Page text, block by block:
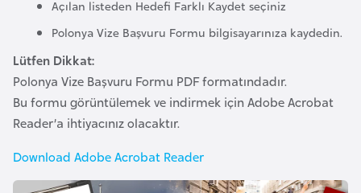
Açılan listeden Hedefi Farklı Kaydet seçiniz
Polonya Vize Başvuru Formu bilgisayarınıza kaydedin.
Lütfen Dikkat:
Polonya Vize Başvuru Formu PDF formatındadır.
Bu formu görüntülemek ve indirmek için Adobe Acrobat
Reader’a ihtiyacınız olacaktır.
Download Adobe Acrobat Reader
b
a
y
n